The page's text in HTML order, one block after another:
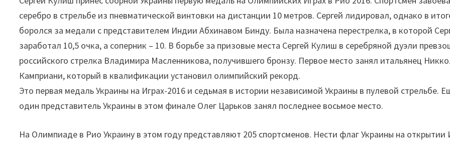
серебро в стрельбе из пневматической винтовки на дистанции 10 метров. Сергей лидировал, однако в
боролся за медали с представителем Индии Абхинавом Бинду. Была назначена перестрелка, в которой
заработал 10,5 очка, а соперник – 10. В борьбе за призовые места Сергей Кулиш в серебряной дуэли
российского стрелка Владимира Масленникова, получившего бронзу. Первое место занял итальянец
Камприани, который в квалификации установил олимпийский рекорд.
Это первая медаль Украины на Играх-2016 и седьмая в истории независимой Украины в пулевой стрельбе.
один представитель Украины в этом финале Олег Царьков занял последнее восьмое место.
На Олимпиаде в Рио Украину в этом году представляют 205 спортсменов. Нести флаг Украины на открытии